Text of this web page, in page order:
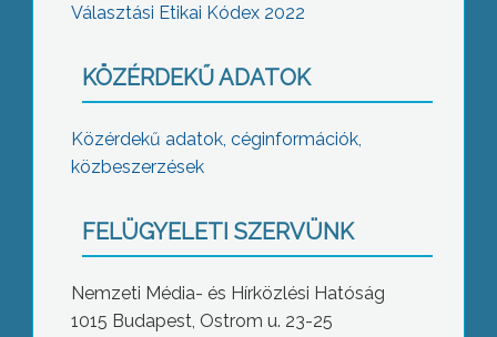
Választási Etikai Kódex 2022
KÖZÉRDEKŰ ADATOK
Közérdekű adatok, céginformációk,
közbeszerzések
FELÜGYELETI SZERVÜNK
Nemzeti Média- és Hírközlési Hatóság
1015 Budapest, Ostrom u. 23-25